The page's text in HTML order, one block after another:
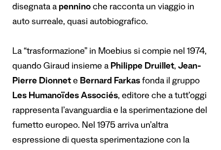
disegnata a pennino che racconta un viaggio in
auto surreale, quasi autobiografico.
La “trasformazione” in Moebius si compie nel 1974,
quando Giraud insieme a Philippe Druillet, Jean-
Pierre Dionnet e Bernard Farkas fonda il gruppo
Les Humanoïdes Associés, editore che a tutt’oggi
rappresenta l’avanguardia e la sperimentazione del
fumetto europeo. Nel 1975 arriva un’altra
espressione di questa sperimentazione con la